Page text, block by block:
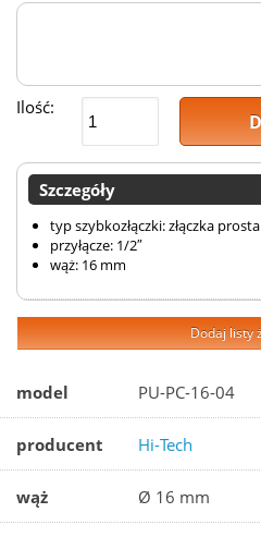
Ilość:
Szczegóły
typ szybkozłączki: złączka
przyłącze: 1/2″
wąż: 16 mm
Dodaj listy
model PU-PC-16-04
producent Hi-Tech
wąż Ø 16 mm